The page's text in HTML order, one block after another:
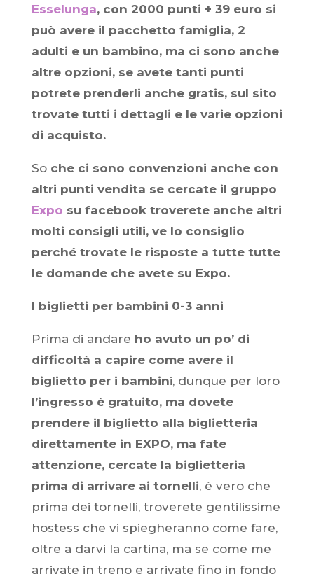
Esselunga, con 2000 punti + 39 euro si
può avere il pacchetto famiglia, 2
adulti e un bambino, ma ci sono anche
altre opzioni, se avete tanti punti
potrete prenderli anche gratis, sul sito
trovate tutti i dettagli e le varie opzioni
di acquisto.
So che ci sono convenzioni anche con
altri punti vendita se cercate il gruppo
Expo su facebook troverete anche altri
molti consigli utili, ve lo consiglio
perché trovate le risposte a tutte tutte
le domande che avete su Expo.
I biglietti per bambini 0-3 anni
Prima di andare ho avuto un po’ di
difficoltà a capire come avere il
biglietto per i bambini, dunque per loro
l’ingresso è gratuito, ma dovete
prendere il biglietto alla biglietteria
direttamente in EXPO, ma fate
attenzione, cercate la biglietteria
prima di arrivare ai tornelli, è vero che
prima dei tornelli, troverete gentilissime
hostess che vi spiegheranno come fare,
oltre a darvi la cartina, ma se come me
arrivate in treno e arrivate fino in fondo